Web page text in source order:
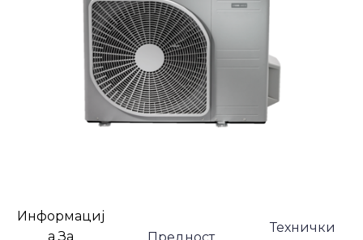
Информациј
а За
Технички